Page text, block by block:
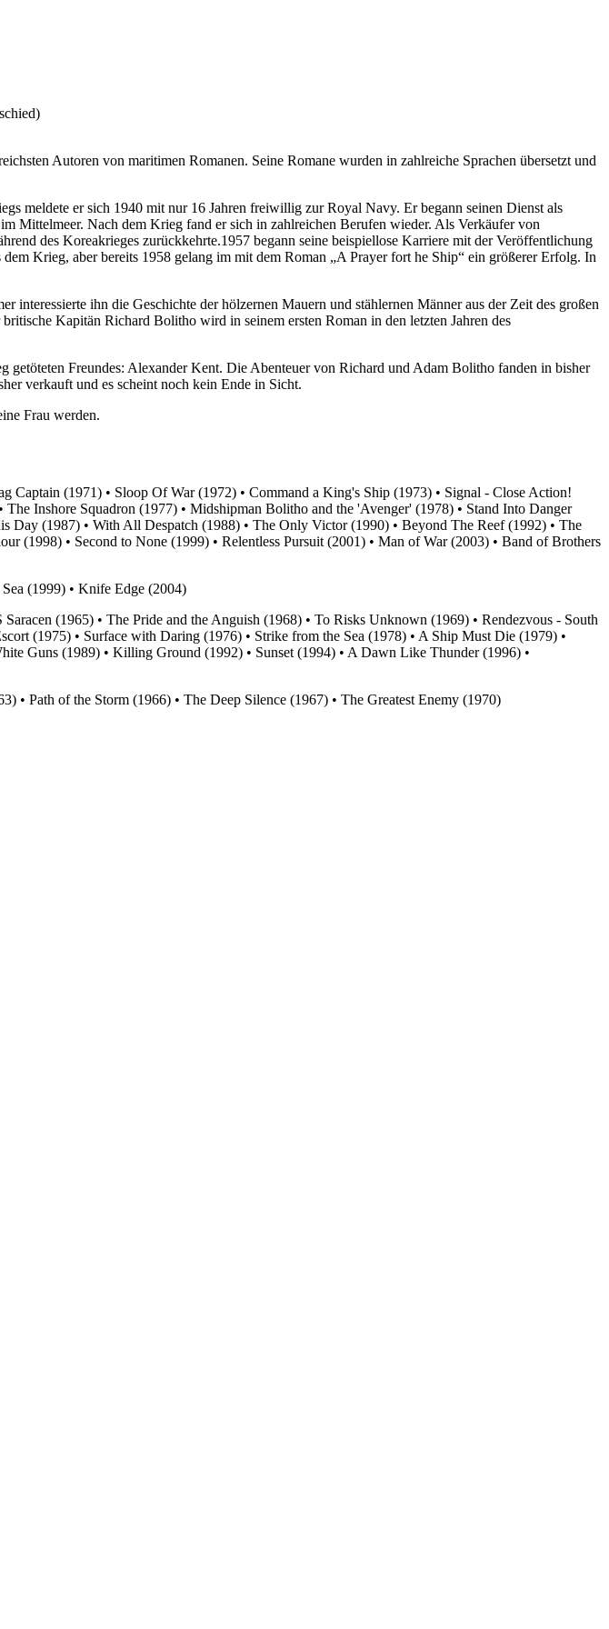
Autoren von maritimen Romanen. Seine Romane wurden in zahlreiche Sprachen übersetzt und
meldete er sich 1940 mit nur 16 Jahren freiwillig zur Royal Navy. Er begann seinen Dienst als
Mittelmeer. Nach dem Krieg fand er sich in zahlreichen Berufen wieder. Als Verkäufer von
des Koreakrieges zurückkehrte.1957 begann seine beispiellose Karriere mit der Veröffentlichung
Krieg, aber bereits 1958 gelang im mit dem Roman „A Prayer fort he Ship“ ein größerer Erfolg. In
interessierte ihn die Geschichte der hölzernen Mauern und stählernen Männer aus der Zeit des großen
britische Kapitän Richard Bolitho wird in seinem ersten Roman in den letzten Jahren des
getöteten Freundes: Alexander Kent. Die Abenteuer von Richard und Adam Bolitho fanden in bisher
verkauft und es scheint noch kein Ende in Sicht.
Frau werden.
(1971) • Sloop Of War (1972) • Command a King's Ship (1973) • Signal - Close Action!
Inshore Squadron (1977) • Midshipman Bolitho and the 'Avenger' (1978) • Stand Into Danger
(1987) • With All Despatch (1988) • The Only Victor (1990) • Beyond The Reef (1992) • The
(1998) • Second to None (1999) • Relentless Pursuit (2001) • Man of War (2003) • Band of Brothers
(1999) • Knife Edge (2004)
(1965) • The Pride and the Anguish (1968) • To Risks Unknown (1969) • Rendezvous - South
(1975) • Surface with Daring (1976) • Strike from the Sea (1978) • A Ship Must Die (1979) •
Guns (1989) • Killing Ground (1992) • Sunset (1994) • A Dawn Like Thunder (1996) •
• Path of the Storm (1966) • The Deep Silence (1967) • The Greatest Enemy (1970)